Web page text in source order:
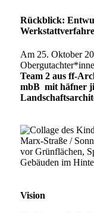
Rückblick:
Am 25. Oktober
Team 2 aus ff-
mbB mit häfner
Vision